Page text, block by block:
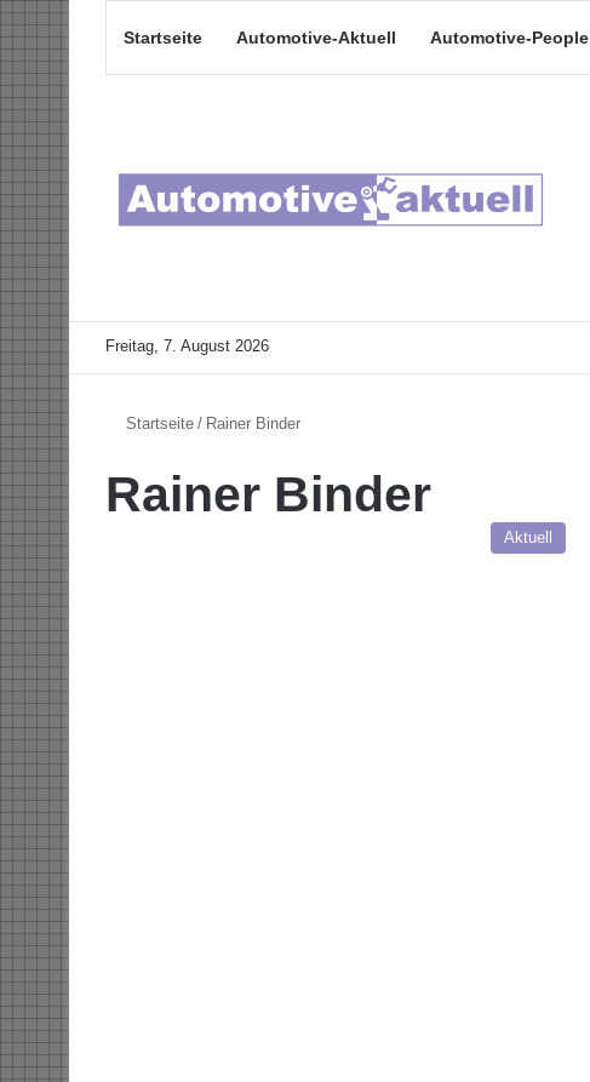
Startseite Automotive-Aktuell Automotive-People
Freitag, 7. August 2026
Startseite / Rainer Binder
Rainer Binder
Aktuell